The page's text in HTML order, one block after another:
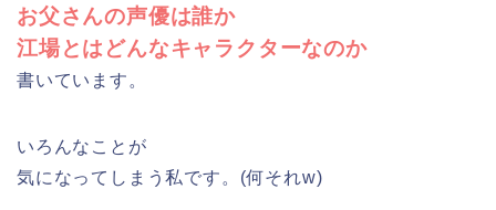
お父さんの声優は誰か
江場とはどんなキャラクターなのか
書いています。
いろんなことが
気になってしまう私です。(何それw)